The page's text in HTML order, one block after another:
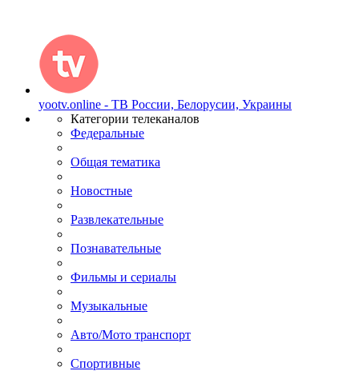
yootv.online - ТВ России, Белорусии, Украины
Категории телеканалов
Федеральные
Общая тематика
Новостные
Развлекательные
Познавательные
Фильмы и сериалы
Музыкальные
Авто/Мото транспорт
Спортивные